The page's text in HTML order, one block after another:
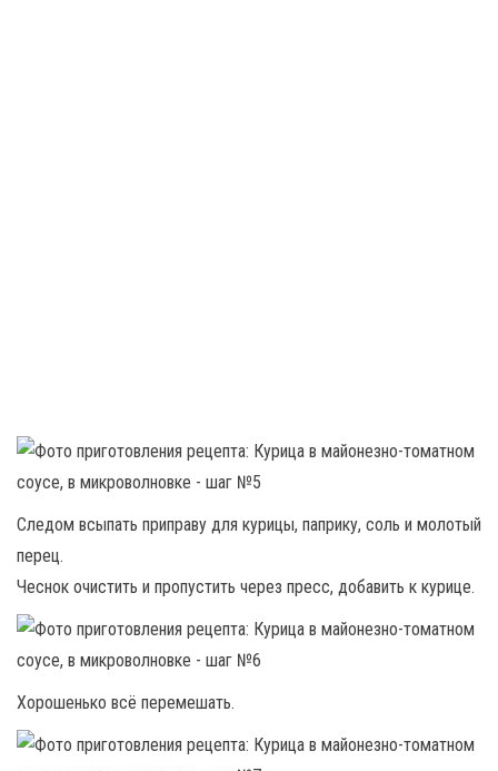
Следом всыпать приправу для курицы, паприку, соль и молотый
перец.
Чеснок очистить и пропустить через пресс, добавить к курице.
Хорошенько всё перемешать.